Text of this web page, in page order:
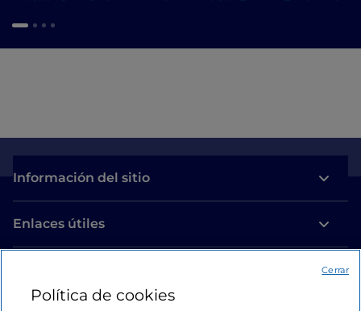
Información del sitio
Enlaces útiles
Estamos en contacto
Política de cookies
Cerrar